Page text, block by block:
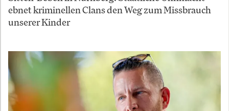
ebnet kriminellen Clans den Weg zum Missbrauch
unserer Kinder